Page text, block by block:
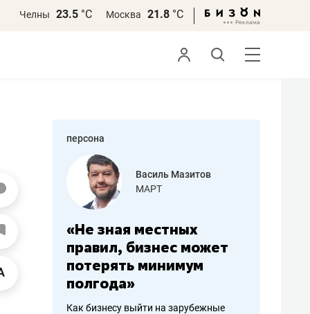
Челны 23.5 °С Москва 21.8 °С
персона
работа
Василь Мазитов
МАРТ
«Не зная местных
правил, бизнес может
потерять минимум
полгода»
Как бизнесу выйти на зарубежные